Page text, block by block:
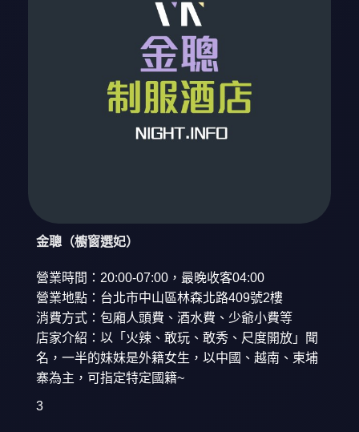
金聰（櫥窗選妃）
營業時間：20:00-07:00，最晚收客04:00
營業地點：台北市中山區林森北路409號2樓
消費方式：包廂人頭費、酒水費、少爺小費等
店家介紹：以「火辣、敢玩、敢秀、尺度開放」聞
名，一半的妹妹是外籍女生，以中國、越南、柬埔
寨為主，可指定特定國籍~
3